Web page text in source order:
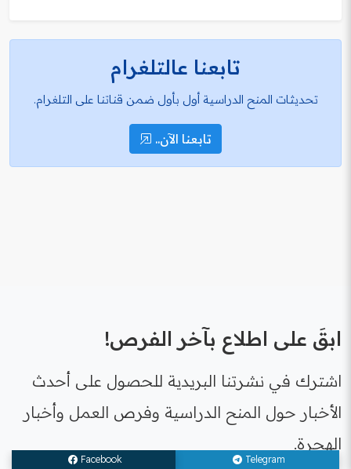
تابعنا عالتلغرام
تحديثات المنح الدراسية أول بأول ضمن قناتنا على التلغرام.
تابعنا الآن..
Telegram
Facebook
ابقَ على اطلاع بآخر الفرص!
اشترك في نشرتنا البريدية للحصول على أحدث
الأخبار حول المنح الدراسية وفرص العمل وأخبار
الهجرة.